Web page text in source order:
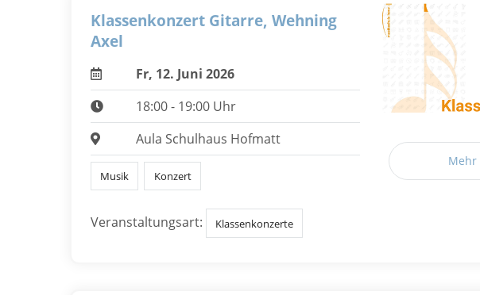
Klassenkonzert Gitarre, Wehning
Axel
Fr, 12. Juni 2026
18:00 - 19:00 Uhr
Aula Schulhaus Hofmatt
Musik Konzert
Veranstaltungsart: Klassenkonzerte
Mehr